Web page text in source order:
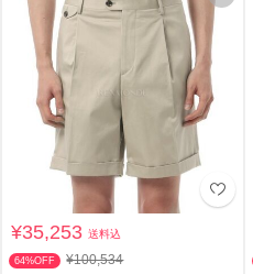
¥35,253送料込
64%OFF ¥100,534